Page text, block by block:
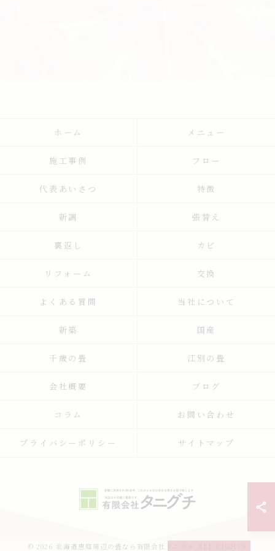
ホーム メニュー
施工事例 フロー
代表あいさつ 特徴
新調 張替え
裏返し カビ
リフォーム 交換
よくある質問 当社について
新築 国産
千歳の畳 江別の畳
会社概要 ブログ
コラム お問い合わせ
プライバシーポリシー サイトマップ
© 2026 北海道恵庭周辺の畳なら有限会社タニグチ ALL RIGHTS